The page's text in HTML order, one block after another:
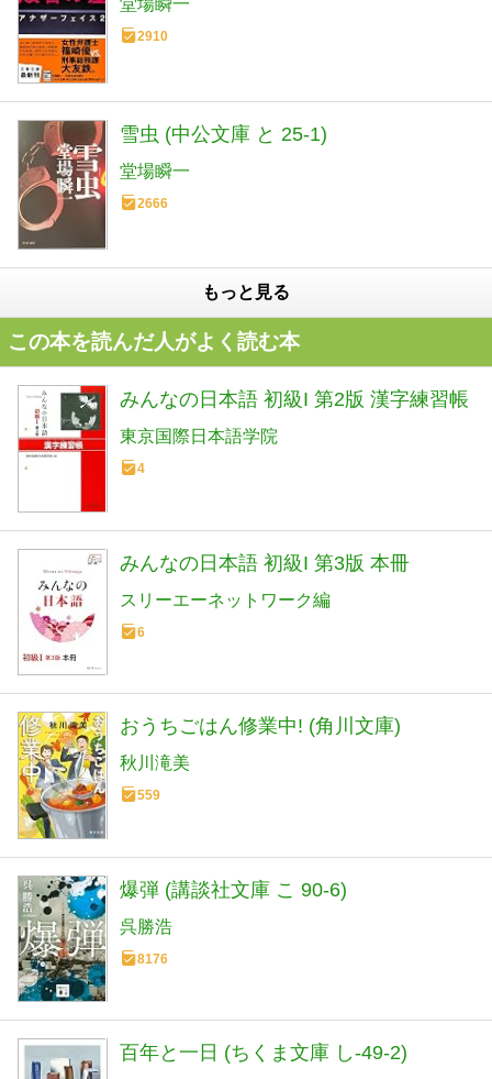
堂場瞬一
2910
雪虫 (中公文庫 と 25-1)
堂場瞬一
2666
もっと見る
この本を読んだ人がよく読む本
みんなの日本語 初級I 第2版 漢字練習帳
東京国際日本語学院
4
みんなの日本語 初級I 第3版 本冊
スリーエーネットワーク編
6
おうちごはん修業中! (角川文庫)
秋川滝美
559
爆弾 (講談社文庫 こ 90-6)
呉勝浩
8176
百年と一日 (ちくま文庫 し-49-2)